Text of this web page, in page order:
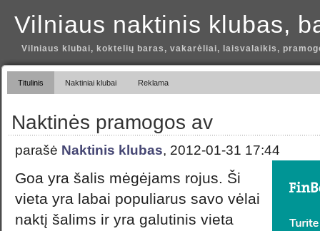
Vilniaus naktinis klubas,
Vilniaus klubai, koktelių baras, vakarėliai, laisvalaikis,
Titulinis Naktiniai klubai Reklama
Naktinės pramogos av
parašė Naktinis klubas, 2012-01-31 17:44
Goa yra šalis mėgėjams rojus. Ši
vieta yra labai populiarus savo vėlai
naktį šalims ir yra galutinis vieta